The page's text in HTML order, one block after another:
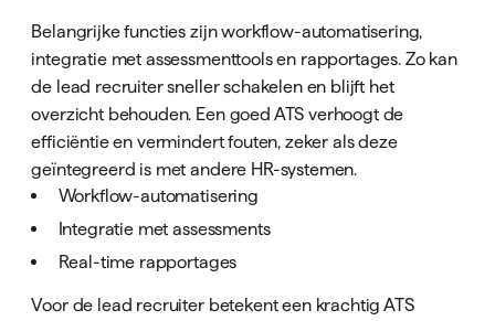
Belangrijke functies zijn workflow-automatisering,
integratie met assessmenttools en rapportages. Zo kan
de lead recruiter sneller schakelen en blijft het
overzicht behouden. Een goed ATS verhoogt de
efficiëntie en vermindert fouten, zeker als deze
geïntegreerd is met andere HR-systemen.
Workflow-automatisering
Integratie met assessments
Real-time rapportages
Voor de lead recruiter betekent een krachtig ATS